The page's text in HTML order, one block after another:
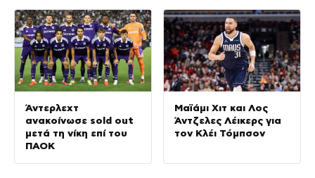
Άντερλεχτ
ανακοίνωσε sold out
μετά τη νίκη επί του
ΠΑΟΚ
Μαϊάμι Χιτ και Λος
Άντζελες Λέικερς για
τον Κλέι Τόμπσον